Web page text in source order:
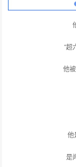
“超
他
他
是